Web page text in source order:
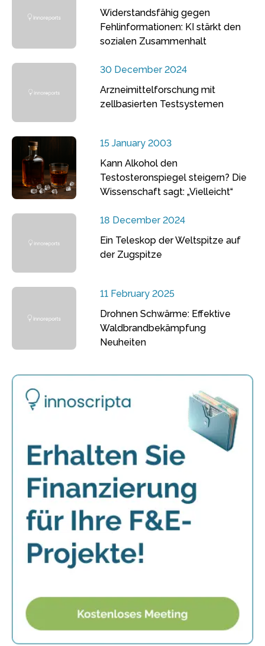
Widerstandsfähig gegen
Fehlinformationen: KI stärkt den
sozialen Zusammenhalt
30 December 2024
Arzneimittelforschung mit
zellbasierten Testsystemen
15 January 2003
Kann Alkohol den
Testosteronspiegel steigern? Die
Wissenschaft sagt: „Vielleicht“
18 December 2024
Ein Teleskop der Weltspitze auf
der Zugspitze
11 February 2025
Drohnen Schwärme: Effektive
Waldbrandbekämpfung
Neuheiten